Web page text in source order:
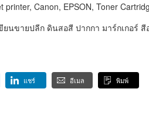
Canon, EPSON, Toner
ขียนขายปลีก ดินสอสี ปากกา มาร์กเกอร์
แชร์ อีเมล พิมพ์